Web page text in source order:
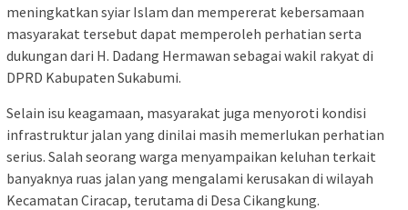
meningkatkan syiar Islam dan mempererat kebersamaan
masyarakat tersebut dapat memperoleh perhatian serta
dukungan dari H. Dadang Hermawan sebagai wakil rakyat di
DPRD Kabupaten Sukabumi.
Selain isu keagamaan, masyarakat juga menyoroti kondisi
infrastruktur jalan yang dinilai masih memerlukan perhatian
serius. Salah seorang warga menyampaikan keluhan terkait
banyaknya ruas jalan yang mengalami kerusakan di wilayah
Kecamatan Ciracap, terutama di Desa Cikangkung.